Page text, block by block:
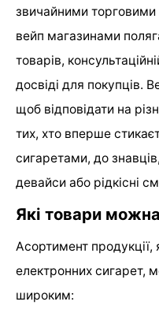
звичайними торговими
вейп магазинами
товарів,
досвіді для покупців.
щоб відповідати на
тих, хто вперше
сигаретами, до
девайси або рідкісні
Які товари
Асортимент
електронних сигарет,
широким: